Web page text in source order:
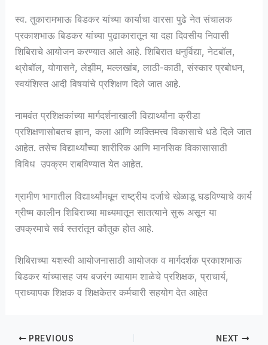
स्व. तुकारामभाऊ बिडकर यांच्या कार्याचा वारसा पुढे नेत संचालक
प्रकाशभाऊ बिडकर यांच्या पुढाकारातून या दहा दिवसीय निवासी
शिबिराचे आयोजन करण्यात आले आहे. शिबिरात धनुर्विद्या, नेटबॉल,
थ्रोबॉल, योगासने, लेझीम, मल्लखांब, लाठी-काठी, संस्कार प्रबोधन,
स्वयंशिस्त आदी विषयांचे प्रशिक्षण दिले जात आहे.
नामवंत प्रशिक्षकांच्या मार्गदर्शनाखाली विद्यार्थ्यांना क्रीडा
प्रशिक्षणासोबतच ज्ञान, कला आणि व्यक्तिमत्त्व विकासाचे धडे दिले जात
आहेत. तसेच विद्यार्थ्यांच्या शारीरिक आणि मानसिक विकासासाठी
विविध उपक्रम राबविण्यात येत आहेत.
ग्रामीण भागातील विद्यार्थ्यांमधून राष्ट्रीय दर्जाचे खेळाडू घडविण्याचे कार्य
ग्रीष्म कालीन शिबिराच्या माध्यमातून सातत्याने सुरू असून या
उपक्रमाचे सर्व स्तरांतून कौतुक होत आहे.
शिबिराच्या यशस्वी आयोजनासाठी आयोजक व मार्गदर्शक प्रकाशभाऊ
बिडकर यांच्यासह जय बजरंग व्यायाम शाळेचे प्रशिक्षक, प्राचार्य,
प्राध्यापक शिक्षक व शिक्षकेतर कर्मचारी सहयोग देत आहेत
PREVIOUS NEXT